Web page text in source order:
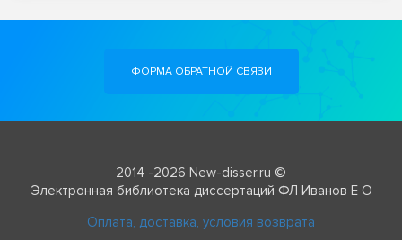
ФОРМА ОБРАТНОЙ СВЯЗИ
2014 -2026 New-disser.ru ©
Электронная библиотека диссертаций ФЛ Иванов Е О
Оплата, доставка, условия возврата